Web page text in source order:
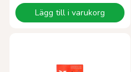
Lägg till i varukorg